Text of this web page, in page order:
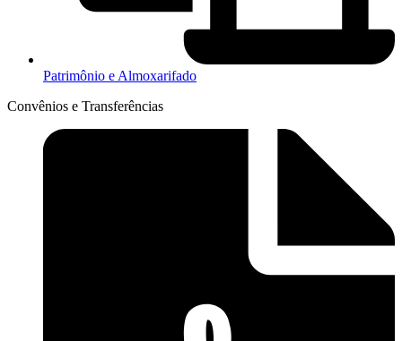
Patrimônio e Almoxarifado
Convênios e Transferências